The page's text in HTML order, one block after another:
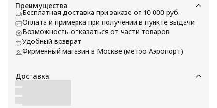
Преимущества
Бесплатная доставка при заказе от 10 000 руб.
Оплата и примерка при получении в пункте выдачи
Возможность отказаться от части товаров
Удобный возврат
Фирменный магазин в Москве (метро Аэропорт)
Доставка